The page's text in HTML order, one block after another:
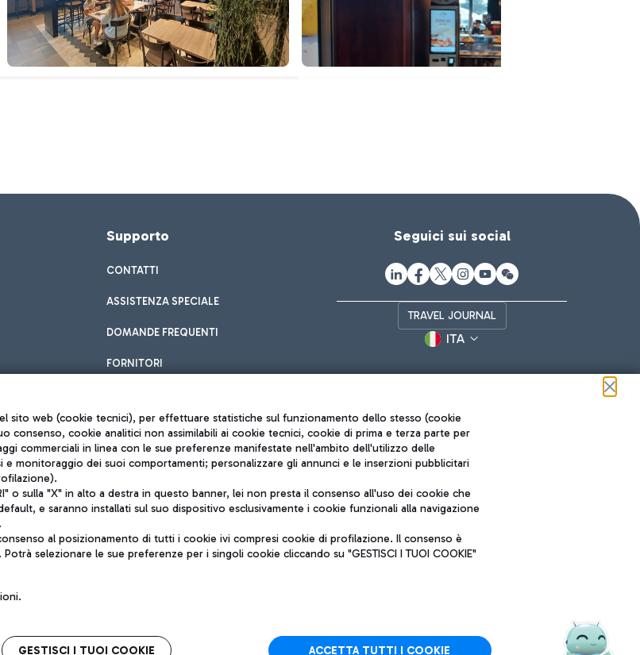
Supporto
CONTATTI
ASSISTENZA SPECIALE
DOMANDE FREQUENTI
FORNITORI
Seguici sui social
TRAVEL JOURNAL
ITA
Note legali
Mappa sito
Accessibilità
Roma FCO
L'aeroporto stellato
QUALITÀ SOSTENIBILITÀ INNOVAZIONE
sito web (cookie tecnici), per effettuare statistiche sul funzionamento dello stesso (cookie
consenso, cookie analitici non assimilabili ai cookie tecnici, cookie di prima e terza parte per
commerciali in linea con le sue preferenze manifestate nell'ambito dell'utilizzo delle
monitoraggio dei suoi comportamenti; personalizzare gli annunci e le inserzioni pubblicitari
o sulla "X" in alto a destra in questo banner, lei non presta il consenso all'uso dei cookie che
e saranno installati sul suo dispositivo esclusivamente i cookie funzionali alla navigazione
consenso al posizionamento di tutti i cookie ivi compresi cookie di profilazione. Il consenso è
selezionare le sue preferenze per i singoli cookie cliccando su "GESTISCI I TUOI COOKIE"
GESTISCI I TUOI COOKIE ACCETTA TUTTI I COOKIE